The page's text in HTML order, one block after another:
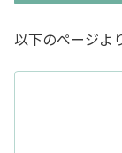
以下のページよ